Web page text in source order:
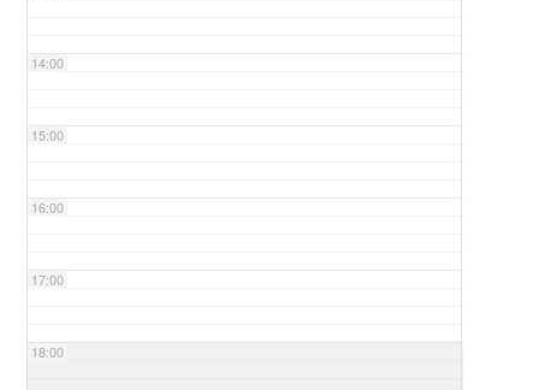
14:00
15:00
16:00
17:00
18:00